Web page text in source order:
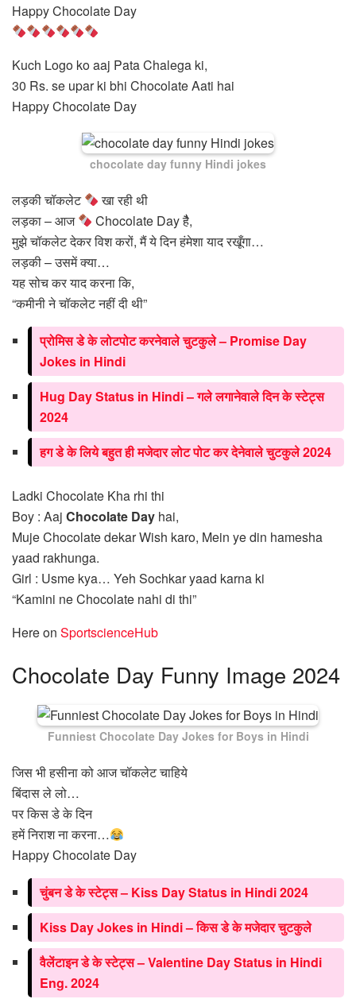
Happy Chocolate Day
Kuch Logo ko aaj Pata Chalega ki,
30 Rs. se upar ki bhi Chocolate Aati hai
Happy Chocolate Day
chocolate day funny Hindi jokes
लड़की चॉकलेट
खा रही थी
लड़का – आज
Chocolate Day हैै,
मुझे चॉकलेट देकर विश करों, मैं ये दिन हंमेशा याद रखूँगा…
लड़की – उसमें क्या…
यह सोच कर याद करना कि,
“कमीनी ने चॉकलेट नहीं दी थी”
प्रोमिस डे के लोटपोट करनेवाले चुटकुले – Promise Day
Jokes in Hindi
Hug Day Status in Hindi – गले लगानेवाले दिन के स्टेट्स
2024
हग डे के लिये बहुत ही मजेदार लोट पोट कर देनेवाले चुटकुले 2024
Ladki Chocolate Kha rhi thi
Boy : Aaj Chocolate Day hai,
Muje Chocolate dekar Wish karo, Mein ye din hamesha
yaad rakhunga.
Girl : Usme kya… Yeh Sochkar yaad karna ki
“Kamini ne Chocolate nahi di thi”
Here on SportscienceHub
Chocolate Day Funny Image 2024
Funniest Chocolate Day Jokes for Boys in Hindi
जिस भी हसीना को आज चॉकलेट चाहिये
बिंदास ले लो…
पर किस डे के दिन
हमें निराश ना करना…
Happy Chocolate Day
चुंबन डे के स्टेट्स – Kiss Day Status in Hindi 2024
Kiss Day Jokes in Hindi – किस डे के मजेदार चुटकुले
वैलेंटाइन डे के स्टेट्स – Valentine Day Status in Hindi
Eng. 2024